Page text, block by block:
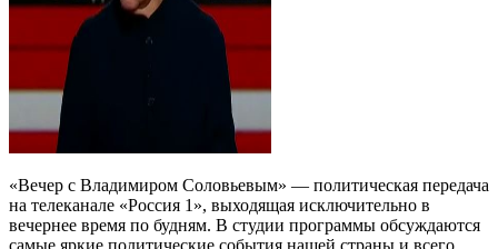
«Вечер с Владимиром Соловьевым» — политическая передача
на телеканале «Россия 1», выходящая исключительно в
вечернее время по будням. В студии программы обсуждаются
самые яркие политические события нашей страны и всего